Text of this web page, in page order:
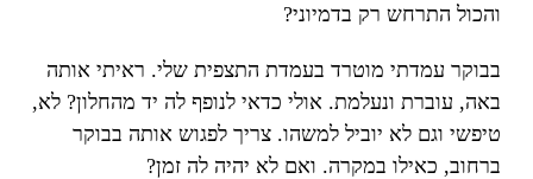
והכול התרחש רק בדמיוני?
בבוקר עמדתי מוטרד בעמדת התצפית שלי. ראיתי אותה
באה, עוברת ונעלמת. אולי כדאי לנופף לה יד מהחלון? לא,
טיפשי וגם לא יוביל למשהו. צריך לפגוש אותה בבוקר
ברחוב, כאילו במקרה. ואם לא יהיה לה זמן?